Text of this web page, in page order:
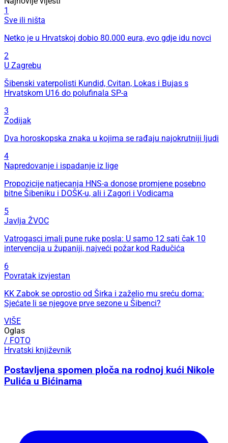
1
Sve ili ništa
Netko je u Hrvatskoj dobio 80.000 eura, evo gdje idu novci
2
U Zagrebu
Šibenski vaterpolisti Kundid, Cvitan, Lokas i Bujas s
Hrvatskom U16 do polufinala SP-a
3
Zodijak
Dva horoskopska znaka u kojima se rađaju najokrutniji ljudi
4
Napredovanje i ispadanje iz lige
Propozicije natjecanja HNS-a donose promjene posebno
bitne Šibeniku i DOŠK-u, ali i Zagori i Vodicama
5
Javlja ŽVOC
Vatrogasci imali pune ruke posla: U samo 12 sati čak 10
intervencija u županiji, najveći požar kod Radučića
6
Povratak izvjestan
KK Zabok se oprostio od Širka i zaželio mu sreću doma:
Sjećate li se njegove prve sezone u Šibenci?
VIŠE
Oglas
/ FOTO
Hrvatski književnik
Postavljena spomen ploča na rodnoj kući Nikole
Pulića u Bićinama